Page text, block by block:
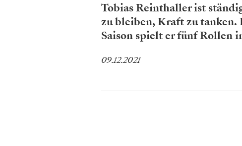
Tobias Reinthaller ist
zu bleiben, Kraft zu tanken.
Saison spielt er fünf Rollen
09.12.2021